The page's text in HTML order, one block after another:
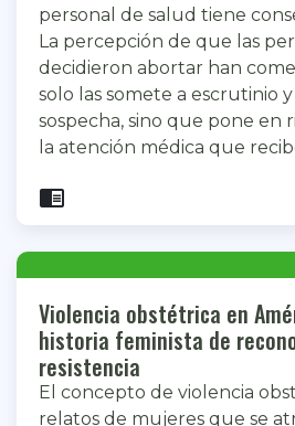
personal de salud tiene
La percepción de que las
decidieron abortar han
solo las somete a escrutinio
sospecha, sino que pone en
la atención médica que
chrome_reader_mode
Violencia obstétrica en
historia feminista de
resistencia
El concepto de violencia
relatos de mujeres que se